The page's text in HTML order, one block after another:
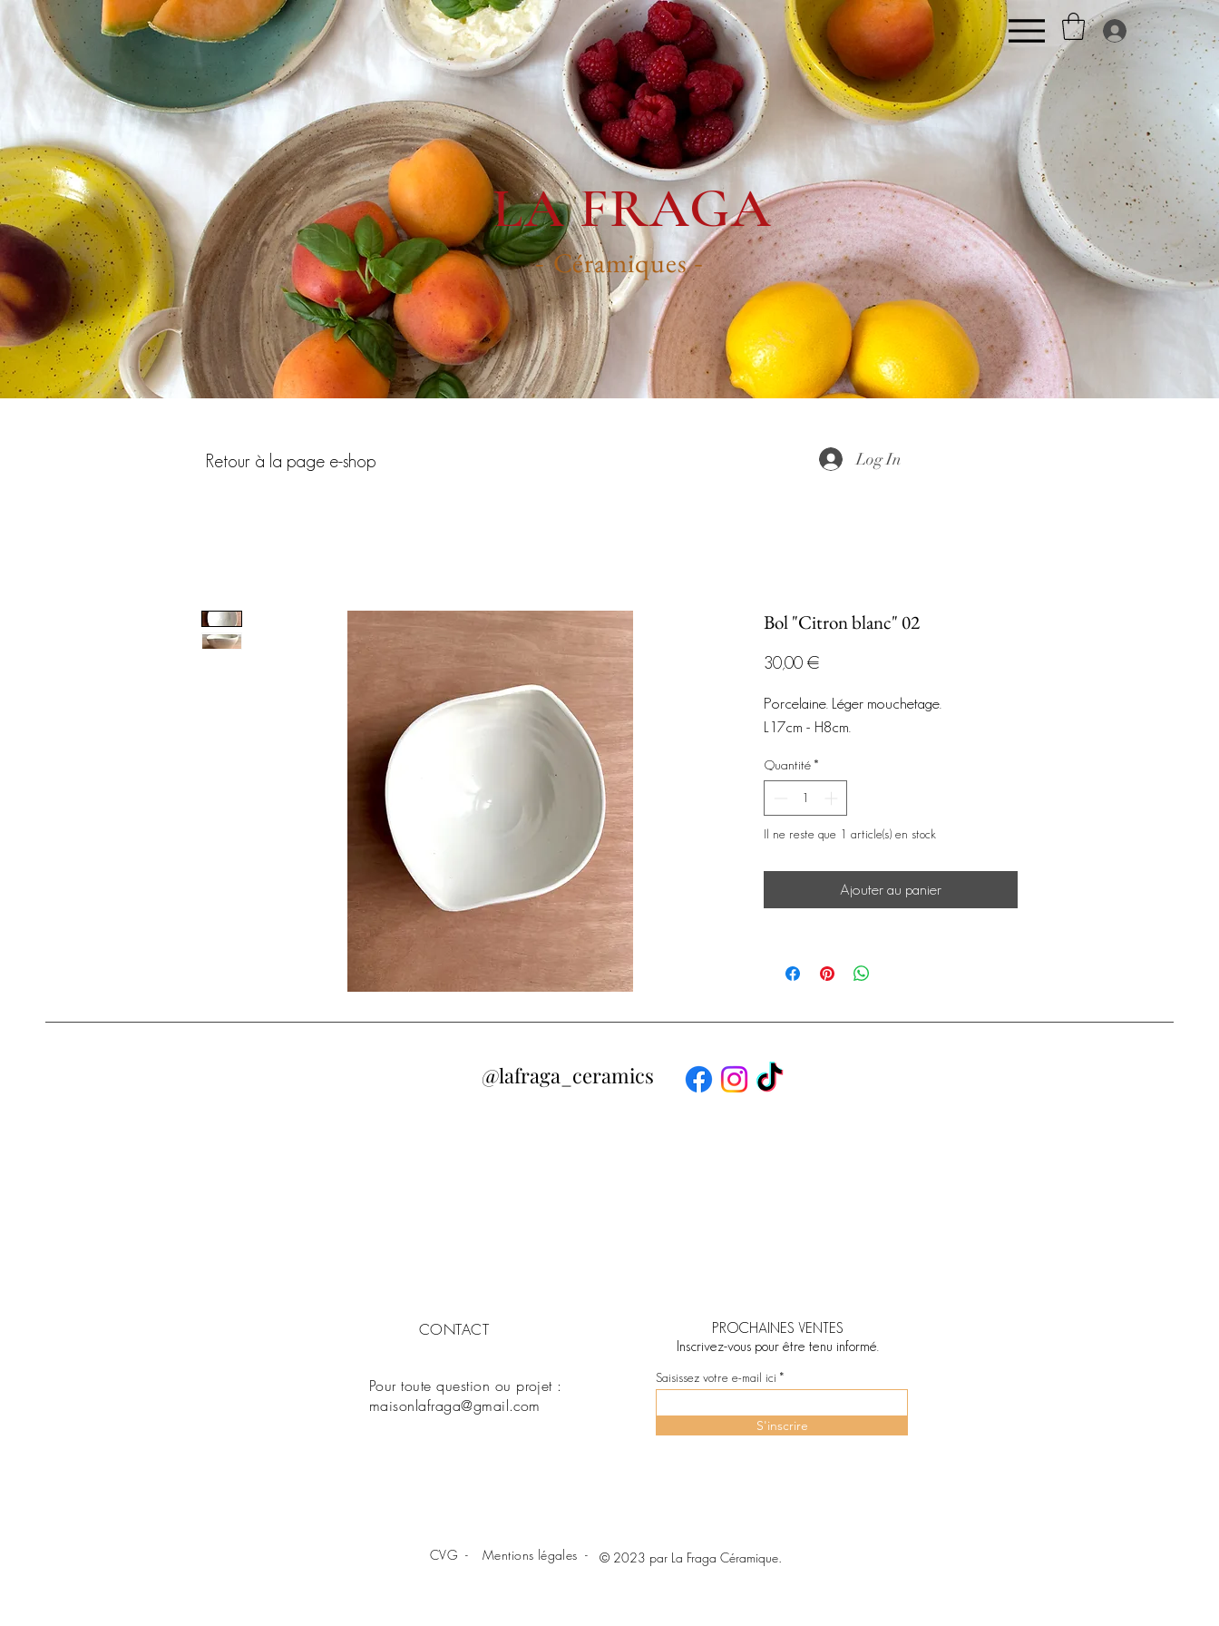
LA FRAGA
-Céramiques -
Log In
Retour à la page e-shop
Bol "Citron blanc" 02
30,00 €Prix
Porcelaine. Léger mouchetage.
L17cm - H8cm.
Quantité *
Il ne reste que 1 article(s) en stock
Ajouter au panier
@lafraga_ceramics
CONTACT
Pour toute question ou projet :
maisonlafraga@gmail.com
PROCHAINES VENTES
Inscrivez-vous pour être tenu informé.
Saisissez votre e-mail ici
S'inscrire
CVG - Mentions légales - © 2023 par La Fraga Céramique.